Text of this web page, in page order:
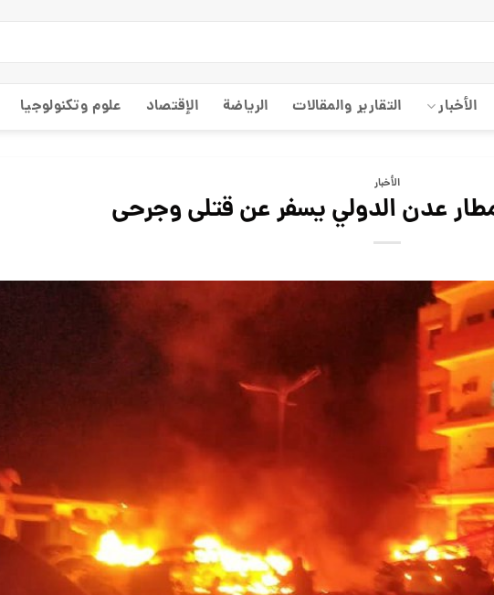
الأخبار التقارير والمقالات الریاضة الإقتصاد علوم وتكنولوجيا
الأخبار
عدن الدولي يسفر عن قتلى وجرحى